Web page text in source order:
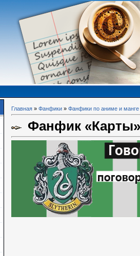
Главная » Фанфики » Фанфики по аниме и манге
Фанфик «Карты»